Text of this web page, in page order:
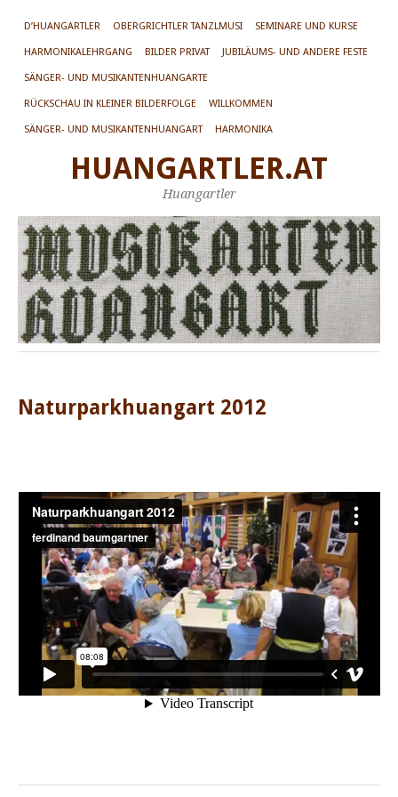
D’HUANGARTLER OBERGRICHTLER TANZLMUSI SEMINARE UND KURSE
HARMONIKALEHRGANG BILDER PRIVAT JUBILÄUMS- UND ANDERE FESTE
SÄNGER- UND MUSIKANTENHUANGARTE
RÜCKSCHAU IN KLEINER BILDERFOLGE WILLKOMMEN
SÄNGER- UND MUSIKANTENHUANGART HARMONIKA
HUANGARTLER.AT
Huangartler
Naturparkhuangart 2012